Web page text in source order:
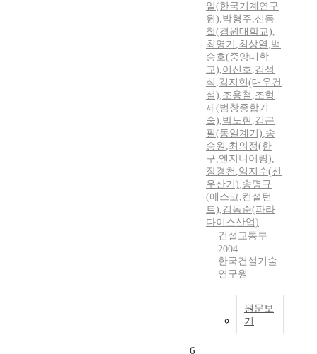
일(한국기계연구
원),박형주,신동
철(경원대학교),
최영기 ,최상열 ,백
승호(중앙대학
교),이신호,김성
식 ,김지현(대우건
설),조용철 ,조형
제(범창종합기
술),박노현 ,김근
필(동일계기),송
승원 ,최의정(한
구,엔지니어링),
장경천 ,임지수(선
우산기),송명규
(에스코, 컨설턴
트),김동준(파라
다이스산업)
건설교통부
2004
한국건설기술
연구원
원문보
기
6